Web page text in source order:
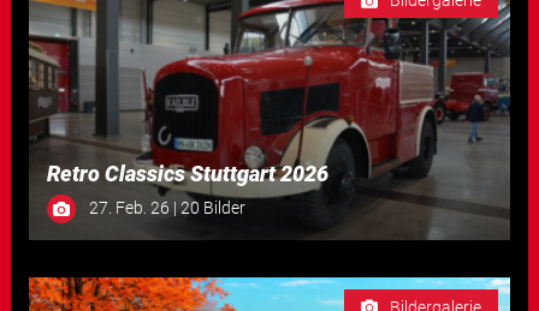
Retro Classics Stuttgart 2026
27. Feb. 26 | 20 Bilder
Bildergalerie